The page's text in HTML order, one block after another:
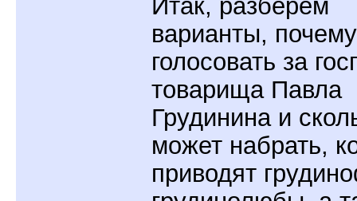
Итак, разберем
варианты,
голосовать за
товарища Павла
Грудинина и
может набрать,
приводят